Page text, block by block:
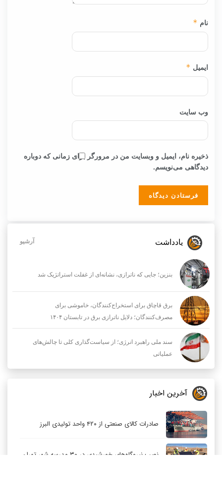
نام *
ایمیل *
وب‌ سایت
ذخیره نام، ایمیل و وبسایت من در مرورگر برای زمانی که دوباره
دیدگاهی می‌نویسم.
یادداشت آرشیو
بنزین؛ جایی که ناترازی، نشانه‌ای از غفلت استراتژیک شد
برق قاچاق برای استخراج‌کنندگان، خاموشی برای
مصرف‌کنندگان؛ دلایل ناترازی برق در تابستان ۱۴۰۴
سند ملی راهبرد انرژی؛ از سیاست‌گذاری کلی تا چالش‌های
عملیاتی
آخرین اخبار
صادرات کالای صنعتی از ۴۲۰ واحد تولیدی البرز
نصب نیروگاه‌های خورشیدی در ۳۰ مدرسه شهر تهران